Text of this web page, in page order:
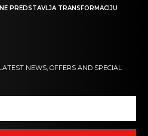
PREDSTAVLJA TRANSFORMACIJU
NEWS, OFFERS AND SPECIAL